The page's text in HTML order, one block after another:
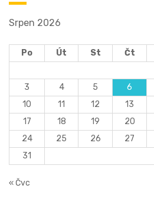
Srpen 2026
Po Út St Čt
3
4 5 6
10
11 12 13
17
18 19 20
24
25 26 27
31
« Čvc